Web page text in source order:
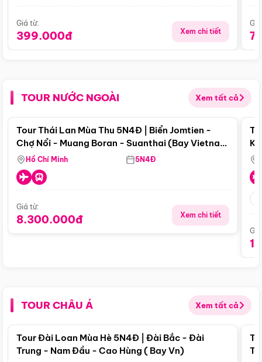
Giá từ:
399.000đ Xem chi tiết
TOUR NƯỚC NGOÀI Xem tất cả
Điểm nổi bật
Tour Thái Lan Mùa Thu 5N4Đ | Biển Jomtien -
Chợ Nổi - Muang Boran - Suanthai (Bay Vietnam
Airlines)
Hồ Chí Minh 5N4Đ
Giá từ:
8.300.000đ Xem chi tiết
TOUR CHÂU Á Xem tất cả
Điểm nổi bật
Tour Đài Loan Mùa Hè 5N4Đ | Đài Bắc - Đài
Trung - Nam Đầu - Cao Hùng ( Bay Vn)